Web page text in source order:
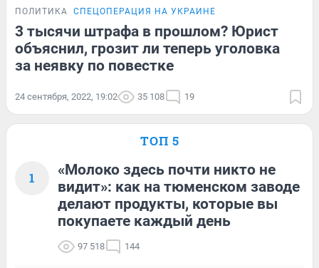
ПОЛИТИКА СПЕЦОПЕРАЦИЯ НА УКРАИНЕ
3 тысячи штрафа в прошлом? Юрист
объяснил, грозит ли теперь уголовка
за неявку по повестке
24 сентября, 2022, 19:02 35 108 19
ТОП 5
1
«Молоко здесь почти никто не
видит»: как на тюменском заводе
делают продукты, которые вы
покупаете каждый день
97 518 144